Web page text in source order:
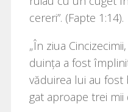
cereri”. (Fapte 1:14).
„În ziua
du­inţa a fost
vă­du­i­rea lui au fost
gat aproa­pe trei mii